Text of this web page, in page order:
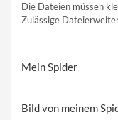
Die Dateien müssen
Zulässige
Mein Spider
Bild von meinem